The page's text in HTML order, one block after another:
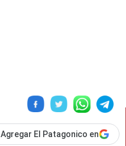
Agregar El Patagonico en